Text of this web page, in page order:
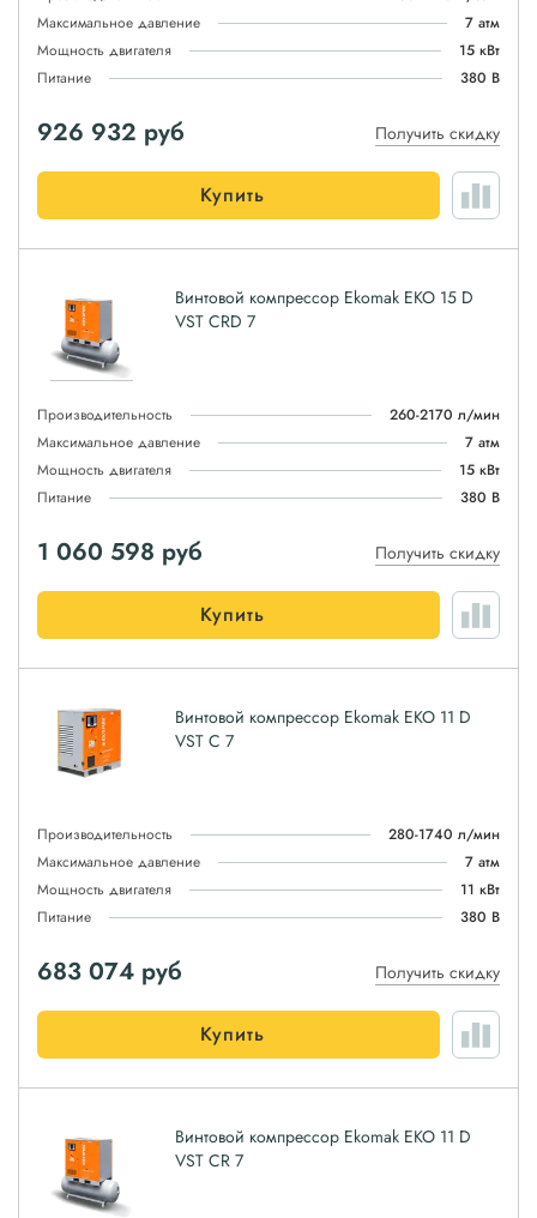
Максимальное давление
7 атм
Мощность двигателя
15 кВт
Питание
380 В
926 932 руб Получить скидку
Купить
Винтовой компрессор Ekomak EKO 15 D
VST CRD 7
Производительность
260-2170 л/мин
Максимальное давление
7 атм
Мощность двигателя
15 кВт
Питание
380 В
1 060 598 руб Получить скидку
Купить
Винтовой компрессор Ekomak EKO 11 D
VST C 7
Производительность
280-1740 л/мин
Максимальное давление
7 атм
Мощность двигателя
11 кВт
Питание
380 В
683 074 руб Получить скидку
Купить
Винтовой компрессор Ekomak EKO 11 D
VST CR 7